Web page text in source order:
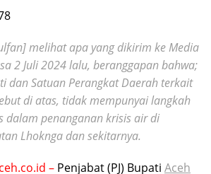
melihat apa yang dikirim ke Media
2 Juli 2024 lalu, beranggapan bahwa;
dan Satuan Perangkat Daerah terkait
di atas, tidak mempunyai langkah
dalam penanganan krisis air di
Lhoknga dan sekitarnya.
– Penjabat (PJ) Bupati Aceh